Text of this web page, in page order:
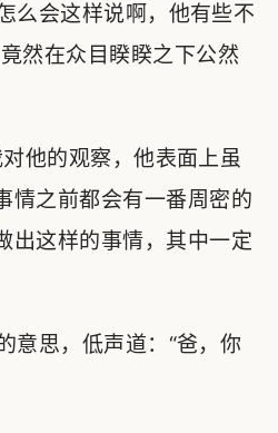
么会这样说啊，他有些不
然在众目睽睽之下公然
他的观察，他表面上虽
情之前都会有一番周密的
出这样的事情，其中一定
思，低声道：“爸，你